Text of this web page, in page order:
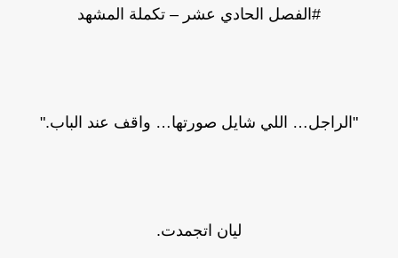
#الفصل الحادي عشر – تكملة المشهد
"الراجل… اللي شايل صورتها… واقف عند الباب."
ليان اتجمدت.